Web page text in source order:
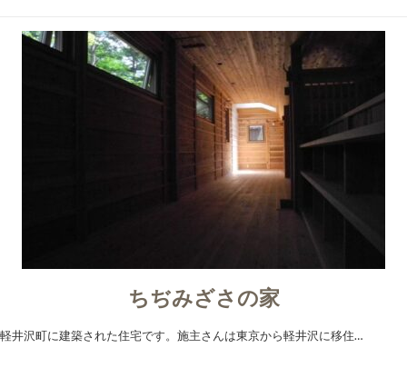
ちぢみざさの家
軽井沢町に建築された住宅です。施主さんは東京から軽井沢に移住…